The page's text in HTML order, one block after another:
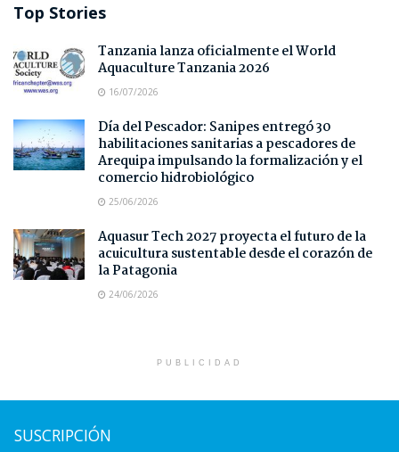
Top Stories
Tanzania lanza oficialmente el World
Aquaculture Tanzania 2026
16/07/2026
Día del Pescador: Sanipes entregó 30
habilitaciones sanitarias a pescadores de
Arequipa impulsando la formalización y el
comercio hidrobiológico
25/06/2026
Aquasur Tech 2027 proyecta el futuro de la
acuicultura sustentable desde el corazón de
la Patagonia
24/06/2026
PUBLICIDAD
SUSCRIPCIÓN